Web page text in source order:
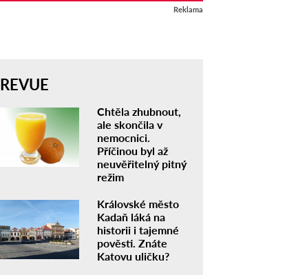
Reklama
REVUE
Chtěla zhubnout,
ale skončila v
nemocnici.
Příčinou byl až
neuvěřitelný pitný
režim
Královské město
Kadaň láká na
historii i tajemné
pověsti. Znáte
Katovu uličku?